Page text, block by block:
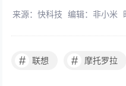
来源：快科技 编辑：非小米
# 联想 # 摩托罗拉